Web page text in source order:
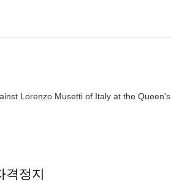
Lorenzo Musetti of Italy at the Queen's
격정지